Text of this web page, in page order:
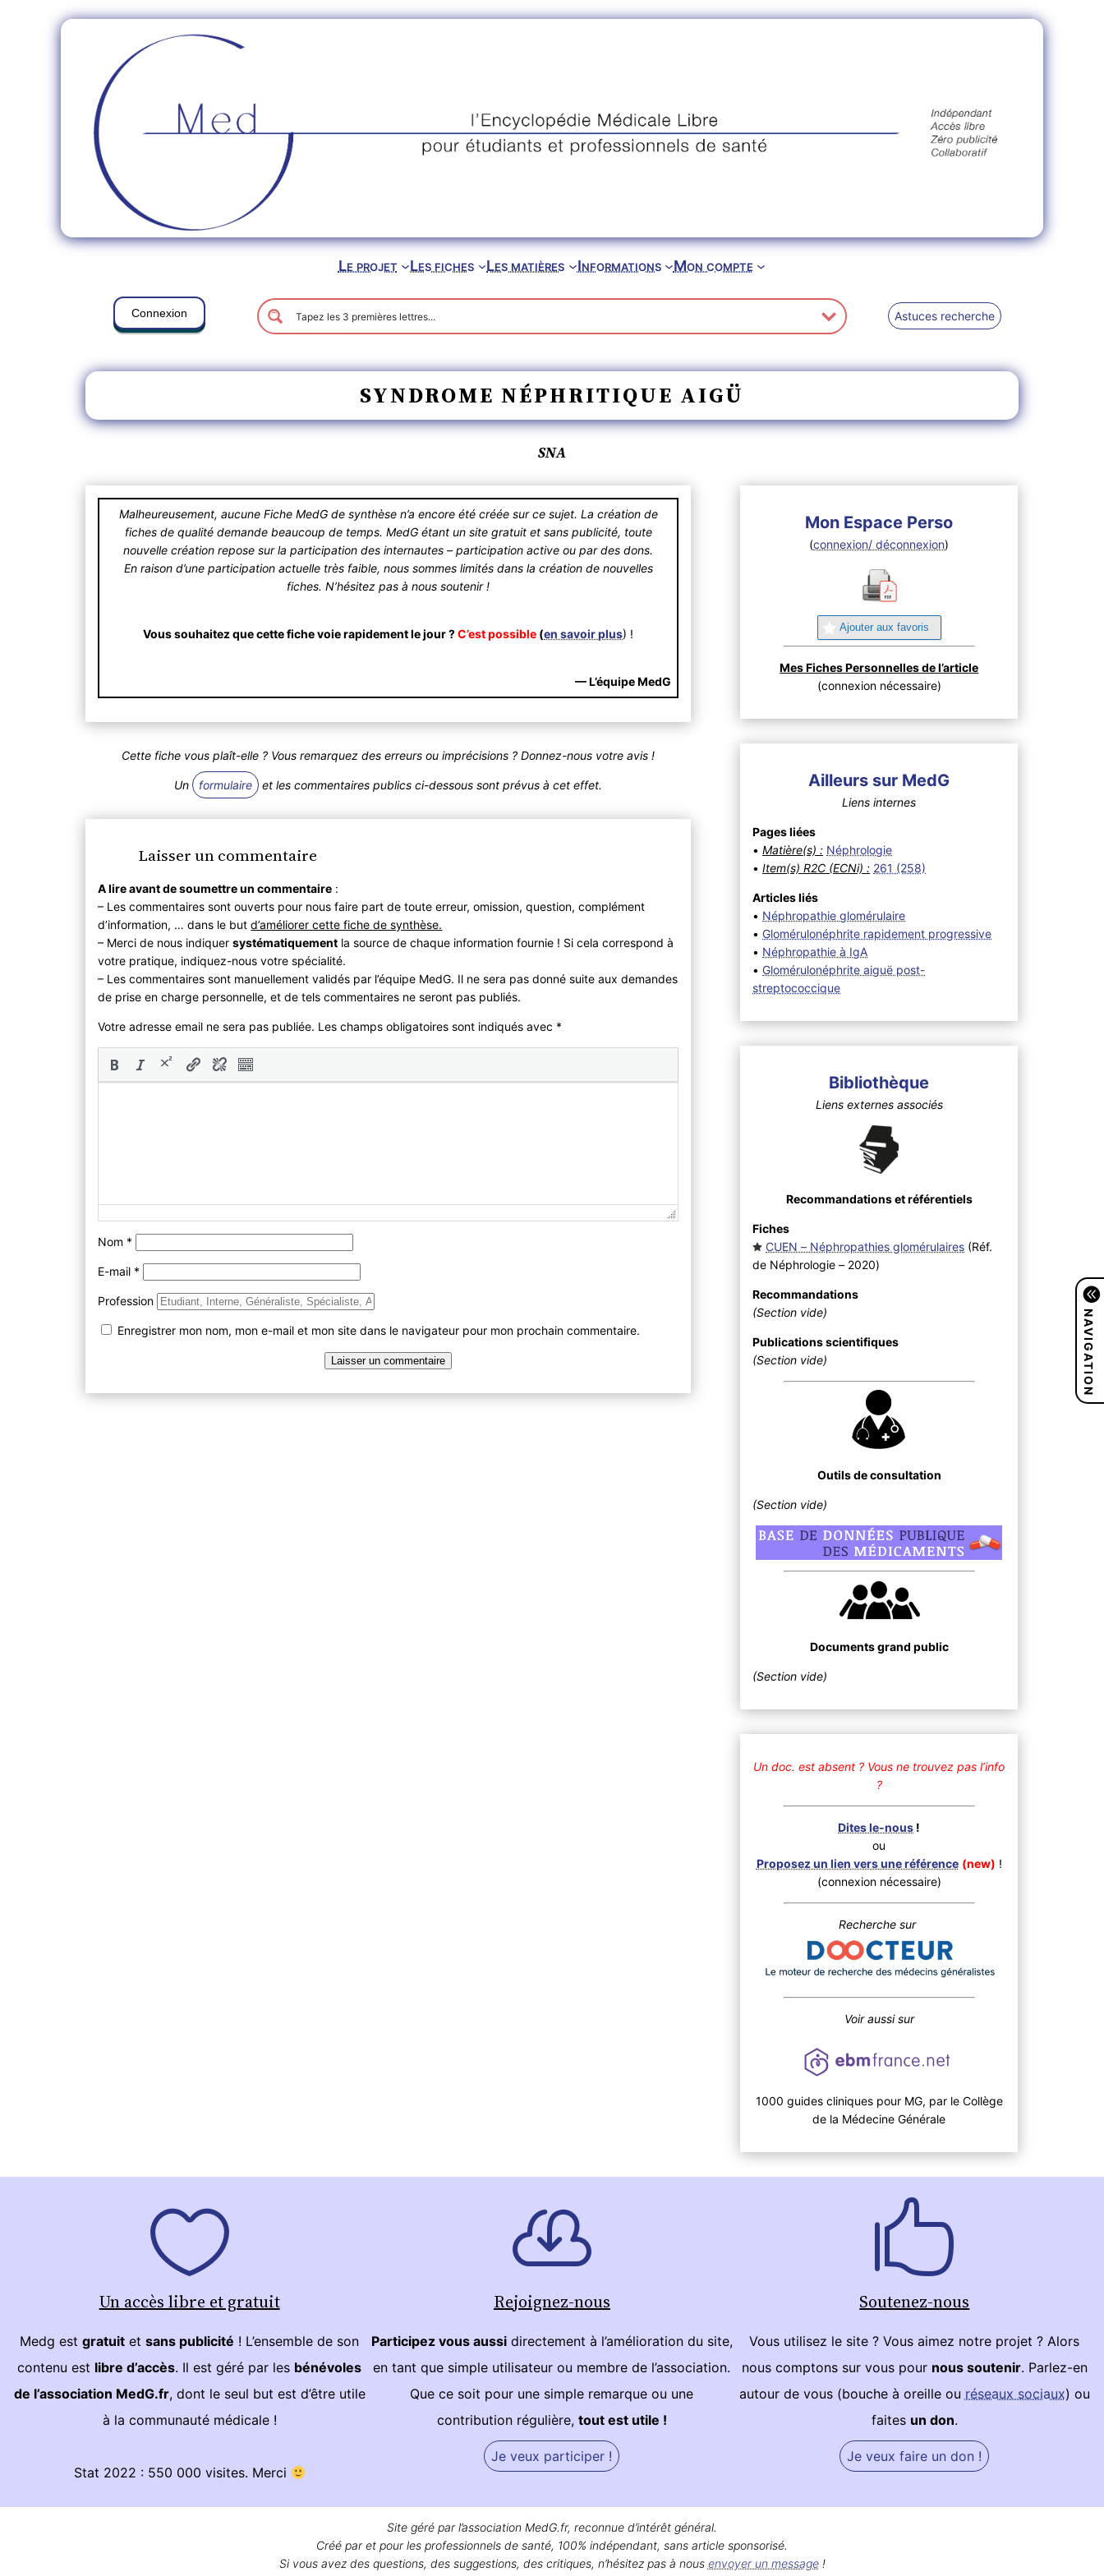
Le projet Les fiches Les matières Informations Mon compte
Connexion Astuces recherche
SYNDROME NÉPHRITIQUE AIGÜ
SNA
Malheureusement, aucune Fiche MedG de synthèse n’a encore été créée sur ce sujet. La création de
fiches de qualité demande beaucoup de temps. MedG étant un site gratuit et sans publicité, toute
nouvelle création repose sur la participation des internautes – participation active ou par des dons.
En raison d’une participation actuelle très faible, nous sommes limités dans la création de nouvelles
fiches. N’hésitez pas à nous soutenir !
Vous souhaitez que cette fiche voie rapidement le jour ?C’est possible (en savoir plus) !
— L’équipe MedG
Cette fiche vous plaît-elle ? Vous remarquez des erreurs ou imprécisions ? Donnez-nous votre avis !
Un formulaire et les commentaires publics ci-dessous sont prévus à cet effet.
Laisser un commentaire
A lire avant de soumettre un commentaire :
– Les commentaires sont ouverts pour nous faire part de toute erreur, omission, question, complément
d’information, … dans le butd’améliorer cette fiche de synthèse.
– Merci de nous indiquersystématiquement la source de chaque information fournie ! Si cela correspond à
votre pratique, indiquez-nous votre spécialité.
– Les commentaires sont manuellement validés par l’équipe MedG. Il ne sera pas donné suite aux demandes
de prise en charge personnelle, et de tels commentaires ne seront pas publiés.
Votre adresse email ne sera pas publiée. Les champs obligatoires sont indiqués avec *
Nom *
E-mail *
Profession
Enregistrer mon nom, mon e-mail et mon site dans le navigateur pour mon prochain commentaire.
Mon Espace Perso
(connexion/ déconnexion)
Ajouter aux favoris
Mes Fiches Personnelles de l’article
(connexion nécessaire)
Ailleurs sur MedG
Liens internes
Pages liées
•Matière(s) : Néphrologie
•Item(s) R2C (ECNi) : 261 (258)
Articles liés
• Néphropathie glomérulaire
• Glomérulonéphrite rapidement progressive
• Néphropathie à IgA
• Glomérulonéphrite aiguë post-
streptococcique
Bibliothèque
Liens externes associés
Recommandations et référentiels
Fiches
CUEN – Néphropathies glomérulaires (Réf.
de Néphrologie – 2020)
Recommandations
(Section vide)
Publications scientifiques
(Section vide)
Outils de consultation
(Section vide)
Documents grand public
(Section vide)
Un doc. est absent ? Vous ne trouvez pas l’info
?
Dites le-nous !
ou
Proposez un lien vers une référence (new) !
(connexion nécessaire)
Recherche sur
Voir aussi sur
1000 guides cliniques pour MG, par le Collège
de la Médecine Générale
NAVIGATION
Un accès libre et gratuit
Medg estgratuit etsans publicité ! L’ensemble de son
contenu est libre d’accès. Il est géré par les bénévoles
de l’association MedG.fr, dont le seul but est d’être utile
à la communauté médicale !
Stat 2022 : 550 000 visites. Merci
Rejoignez-nous
Participez vous aussidirectement à l’amélioration du site,
en tant que simple utilisateur ou membre de l’association.
Que ce soit pour une simple remarque ou une
contribution régulière, tout est utile !
Je veux participer !
Soutenez-nous
Vous utilisez le site ? Vous aimez notre projet ? Alors
nous comptons sur vous pour nous soutenir. Parlez-en
autour de vous (bouche à oreille ou réseaux sociaux) ou
faites un don.
Je veux faire un don !
Site géré par l’association MedG.fr, reconnue d’intérêt général.
Créé par et pour les professionnels de santé, 100% indépendant, sans article sponsorisé.
Si vous avez des questions, des suggestions, des critiques, n’hésitez pas à nous envoyer un message!